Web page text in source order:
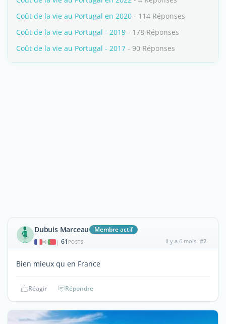
Coût de la vie au Portugal en 2020 - 114 Réponses
Coût de la vie au Portugal - 2019 - 178 Réponses
Coût de la vie au Portugal - 2017 - 90 Réponses
Dubuis Marceau Membre actif
| 61 POSTS il y a 6 mois #2
Bien mieux qu en France
Réagir Répondre